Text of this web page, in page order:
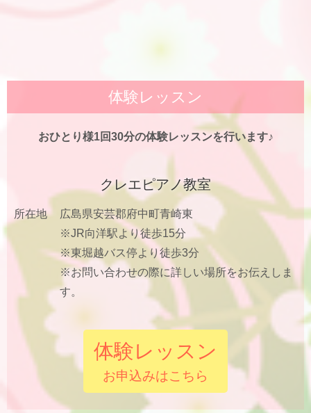
体験レッスン
おひとり様1回30分の体験レッスンを行います♪
クレエピアノ教室
所在地
広島県安芸郡府中町青崎東
※JR向洋駅より徒歩15分
※東堀越バス停より徒歩3分
※お問い合わせの際に詳しい場所をお伝えしま
す。
体験レッスン
お申込みはこちら